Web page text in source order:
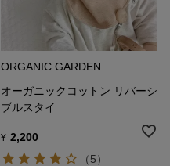
ORGANIC GARDEN
オーガニックコットン リバーシ
ブルスタイ
¥ 2,200
（5）